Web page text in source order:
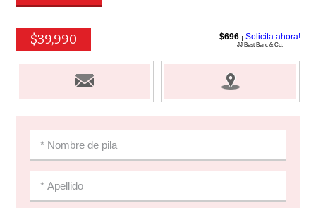
$39,990 $696 ¡ Solicita ahora!
JJ Best Banc & Co.